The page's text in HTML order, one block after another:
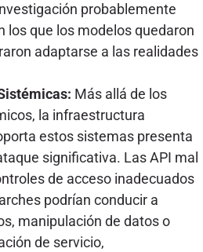
probablemente
los que los modelos quedaron
adaptarse a las realidades
Más allá de los
la infraestructura
estos sistemas presenta
significativa. Las API mal
de acceso inadecuados
podrían conducir a
manipulación de datos o
de servicio,